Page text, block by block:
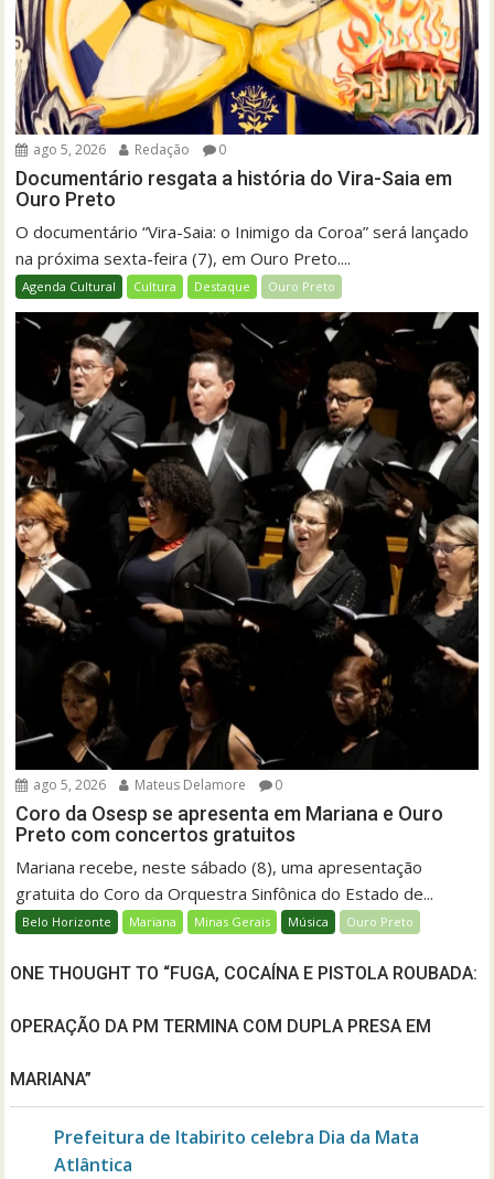
ago 5, 2026 Redação 0
Documentário resgata a história do Vira-Saia em
Ouro Preto
O documentário “Vira-Saia: o Inimigo da Coroa” será lançado
na próxima sexta-feira (7), em Ouro Preto....
Agenda Cultural Cultura Destaque Ouro Preto
ago 5, 2026 Mateus Delamore 0
Coro da Osesp se apresenta em Mariana e Ouro
Preto com concertos gratuitos
Mariana recebe, neste sábado (8), uma apresentação
gratuita do Coro da Orquestra Sinfônica do Estado de...
Belo Horizonte Mariana Minas Gerais Música Ouro Preto
ONE THOUGHT TO “FUGA, COCAÍNA E PISTOLA ROUBADA:
OPERAÇÃO DA PM TERMINA COM DUPLA PRESA EM
MARIANA”
Prefeitura de Itabirito celebra Dia da Mata
Atlântica